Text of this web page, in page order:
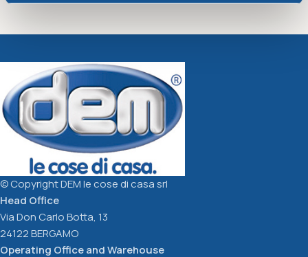
Ho.re.ca - Smarty
1,40€
Add To Cart
1,88€
Add To Cart
© Copyright DEM le cose di casa srl
Head Office
Via Don Carlo Botta, 13
24122 BERGAMO
Operating Office and Warehouse